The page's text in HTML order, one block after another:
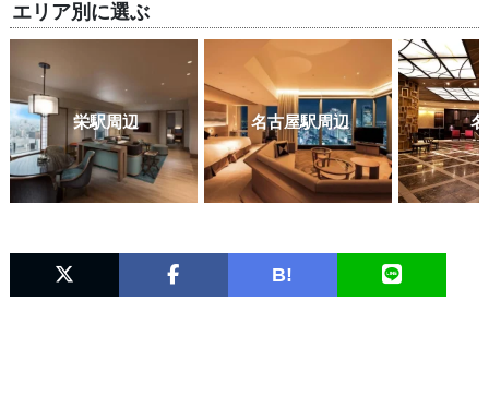
エリア別に選ぶ
栄駅周辺 名古屋駅周辺
B!